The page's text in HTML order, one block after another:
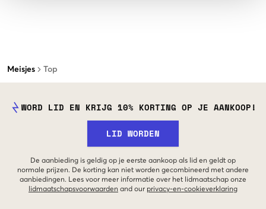
Meisjes Top
WORD LID EN KRIJG 10% KORTING OP JE AANKOOP!
LID WORDEN
De aanbieding is geldig op je eerste aankoop als lid en geldt op
normale prijzen. De korting kan niet worden gecombineerd met andere
aanbiedingen. Lees voor meer informatie over het lidmaatschap onze
lidmaatschapsvoorwaarden and our privacy-en-cookieverklaring